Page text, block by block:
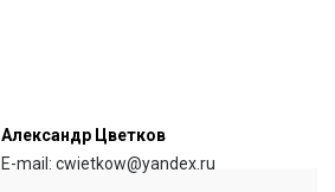
Александр Цветков
E-mail: cwietkow@yandex.ru